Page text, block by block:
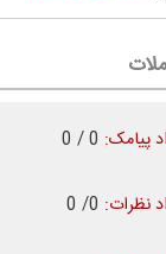
پیامک:
نظرات: